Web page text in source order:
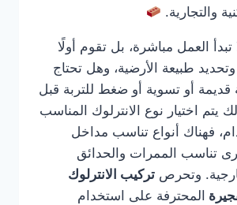
والتجارية.
العمل مباشرة، بل تقوم أولًا
طبيعة الأرضية، وهل تحتاج
قديمة أو تسوية أو ضغط للتربة قبل
يتم اختيار نوع الانترلوك المناسب
فهناك أنواع تناسب مداخل
تناسب الممرات والحدائق
وتحرص تركيب الانترلوك
المحترفة على استخدام